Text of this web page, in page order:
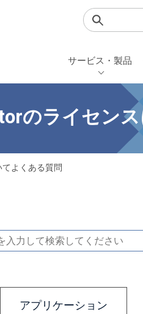
サービス・製品
のライセン
よくある質問
アプリケーション